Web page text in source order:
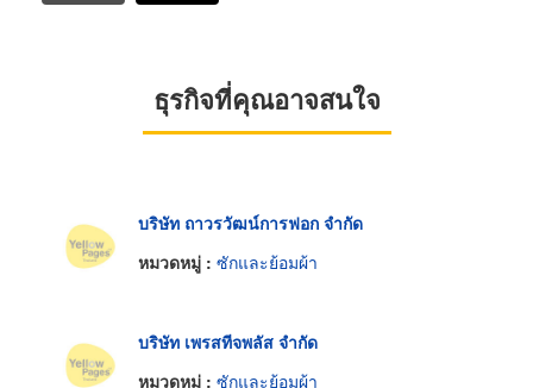
ธุรกิจที่คุณอาจสนใจ
บริษัท ถาวรวัฒน์การฟอก จำกัด
หมวดหมู่ : ซักและย้อมผ้า
บริษัท เพรสทีจพลัส จำกัด
หมวดหมู่ : ซักและย้อมผ้า